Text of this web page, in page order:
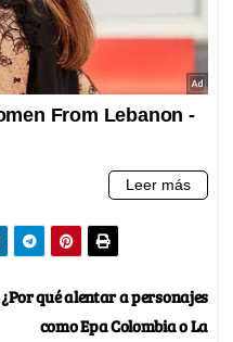
¿Por qué alentar a personajes
como Epa Colombia o La